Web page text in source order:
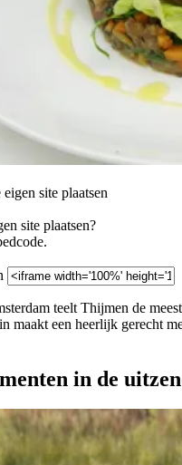
site plaatsen
site plaatsen?
teelt Thijmen de
maakt een heerlijk gerecht
in de